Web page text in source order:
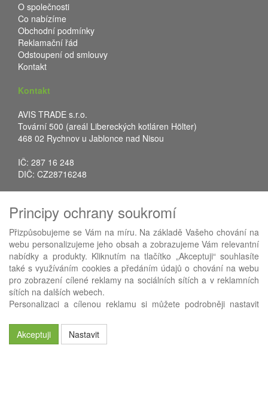
O společnosti
Co nabízíme
Obchodní podmínky
Reklamační řád
Odstoupení od smlouvy
Kontakt
Kontakt
AVIS TRADE s.r.o.
Tovární 500 (areál Libereckých kotláren Hölter)
468 02 Rychnov u Jablonce nad Nisou
IČ: 287 16 248
DIČ: CZ28716248
Fax: +420 483 034 590
E-mail:info@avistrade.cz
Web:www.avistrade.cz
Používáme ABRA eShop- nejlepší řešení e-commerce pro náš
Principy ochrany soukromí
Přizpůsobujeme se Vám na míru. Na základě Vašeho chování na
webu personalizujeme jeho obsah a zobrazujeme Vám relevantní
nabídky a produkty. Kliknutím na tlačítko „Akceptuji“ souhlasíte
také s využíváním cookies a předáním údajů o chování na webu
pro zobrazení cílené reklamy na sociálních sítích a v reklamních
sítích na dalších webech.
Personalizaci a cílenou reklamu si můžete podrobněji nastavit
Akceptuji
Nastavit